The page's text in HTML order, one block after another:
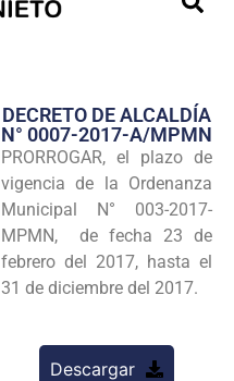
Transparencia
Seguridad
Programas
Intranet
DECRETO DE ALCALDÍA
N° 0007-2017-A/MPMN
PRORROGAR, el plazo de
vigencia de la Ordenanza
Municipal N° 003-2017-
MPMN, de fecha 23 de
febrero del 2017, hasta el
31 de diciembre del 2017.
Descargar